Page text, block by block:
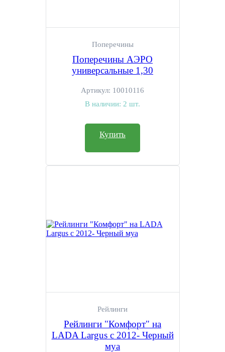
Поперечины
Поперечины АЭРО
универсальные 1,30
Артикул: 10010116
В наличии: 2 шт.
Купить
Рейлинги
Рейлинги "Комфорт" на
LADA Largus с 2012- Черный
муа